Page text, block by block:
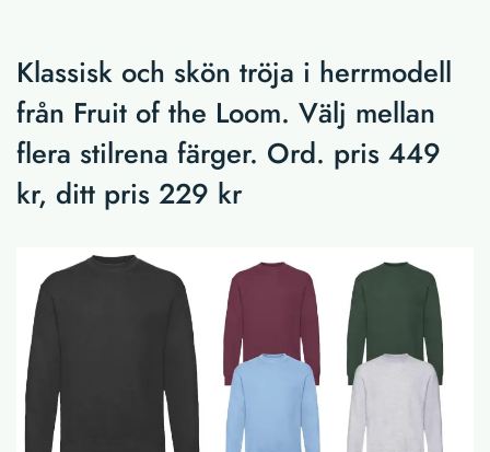
Klassisk och skön tröja i herrmodell
från Fruit of the Loom. Välj mellan
flera stilrena färger. Ord. pris 449
kr, ditt pris 229 kr